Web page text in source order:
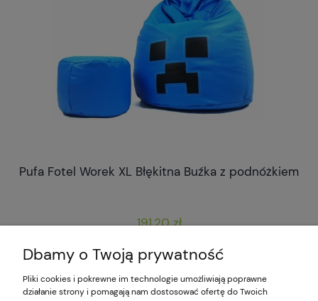
Pufa Fotel Worek XL Błękitna Buźka z podnóżkiem
191,20 zł
Cena regularna: 239,00 zł
Najniższa cena: 239,00 zł
do koszyka
Dbamy o Twoją prywatność
Pliki cookies i pokrewne im technologie umożliwiają poprawne
działanie strony i pomagają nam dostosować ofertę do Twoich